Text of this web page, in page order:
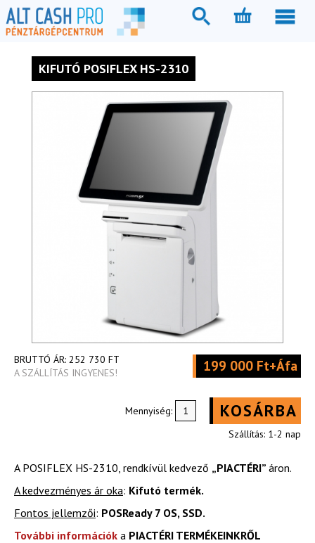
KIFUTÓ POSIFLEX HS-2310
BRUTTÓ ÁR: 252 730 FT
A SZÁLLÍTÁS INGYENES!
199 000 Ft+Áfa
Mennyiség: KOSÁRBA
Szállítás: 1-2 nap
A POSIFLEX HS-2310, rendkívül kedvező „PIACTÉRI” áron.
A kedvezményes ár oka: Kifutó termék.
Fontos jellemzői: POSReady 7 OS, SSD.
További információk a PIACTÉRI TERMÉKEINKRŐL